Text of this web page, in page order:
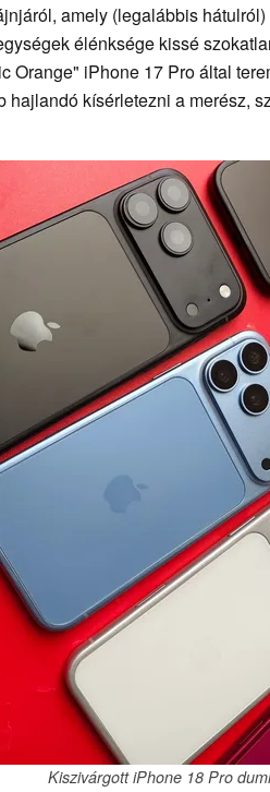
amely (legalábbis
élénksége kissé
Orange" iPhone 17 Pro által
hajlandó kísérletezni a merész,
Kiszivárgott iPhone 18 Pro